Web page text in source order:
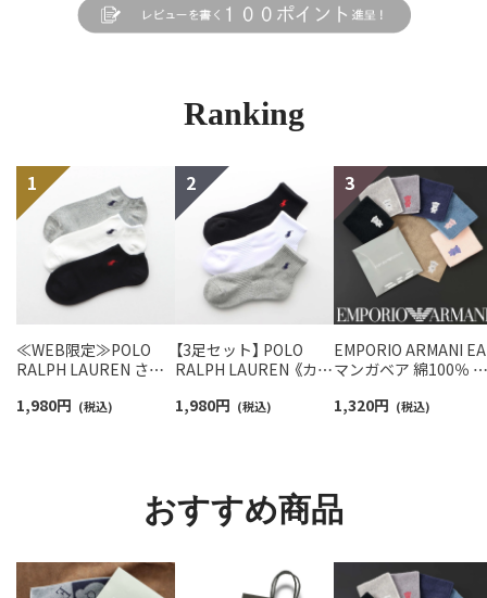
Ranking
≪WEB限定≫POLO
RALPH LAUREN さら
スニーカー丈ソックス
1,980円 (税込)
【3足セット】 POLO
RALPH LAUREN 《カラ
ンポイントソックス シ
1,980円 (税込)
EMPORIO ARMANI EA
マンガベア 綿100％ ミ
最短翌日発送】
1,320円 (税込)
おすすめ商品